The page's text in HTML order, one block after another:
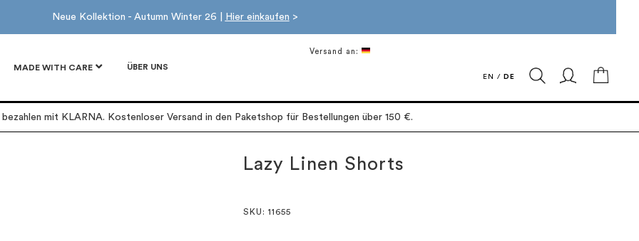
Neue Kollektion - Autumn Winter 26 | Hier einkaufen >
MADE WITH CARE ÜBER UNS
Versand an:
EN / DE
mit KLARNA. Kostenloser Versand in den Paketshop für Bestellungen über 150 €.
Lazy Linen Shorts
SKU : 11655